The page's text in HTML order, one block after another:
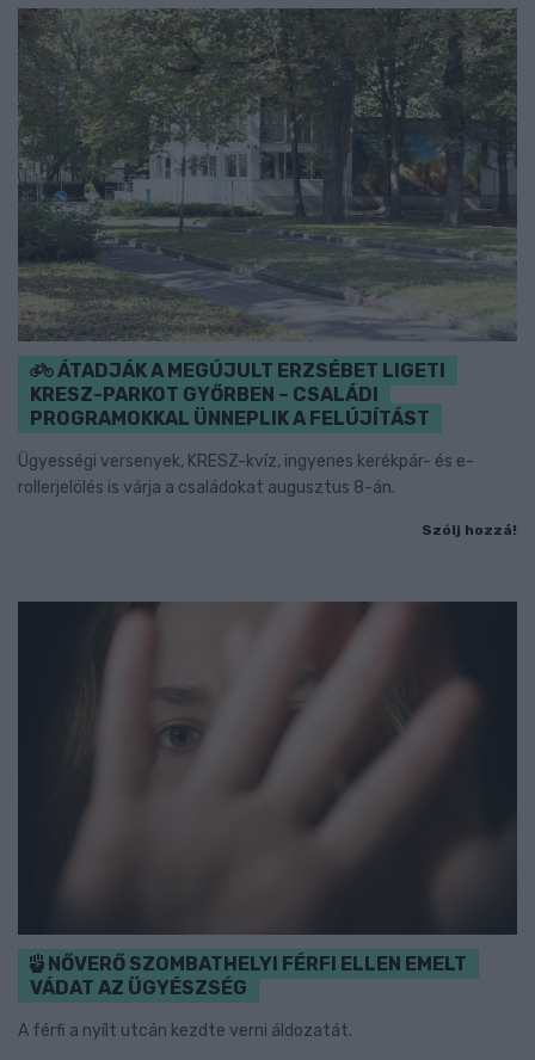
ÁTADJÁK A MEGÚJULT ERZSÉBET LIGETI
KRESZ-PARKOT GYŐRBEN – CSALÁDI
PROGRAMOKKAL ÜNNEPLIK A FELÚJÍTÁST
Ügyességi versenyek, KRESZ-kvíz, ingyenes kerékpár- és e-
rollerjelölés is várja a családokat augusztus 8-án.
Szólj hozzá!
NŐVERŐ SZOMBATHELYI FÉRFI ELLEN EMELT
VÁDAT AZ ÜGYÉSZSÉG
A férfi a nyílt utcán kezdte verni áldozatát.